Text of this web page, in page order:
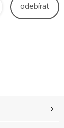
odebírat